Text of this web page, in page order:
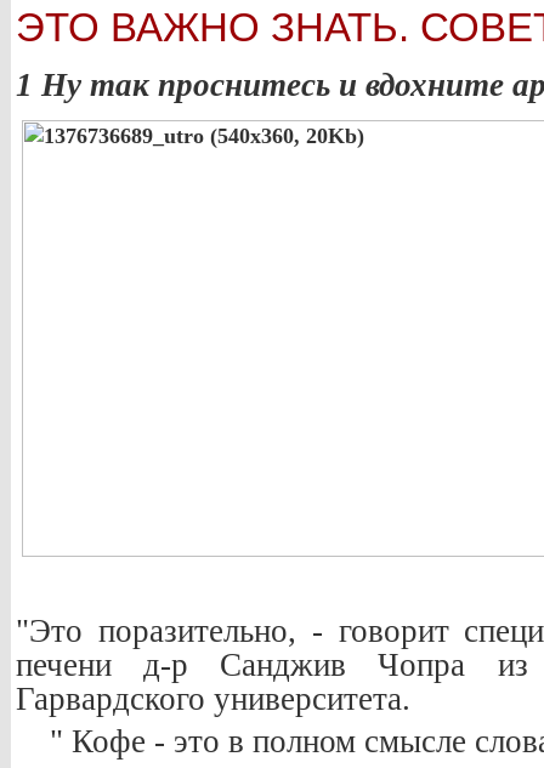
ЭТО ВАЖНО ЗНАТЬ.
1 Ну так проснитесь и вдохните
"Это поразительно, - говорит
печени д-р Санджив Чопра из
Гарвардского университета.
" Кофе - это в полном смысле